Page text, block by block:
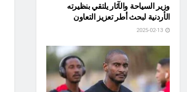
وزير السياحة والآثار يلتقي بنظيرته
الأردنية لبحث أطر تعزيز التعاون